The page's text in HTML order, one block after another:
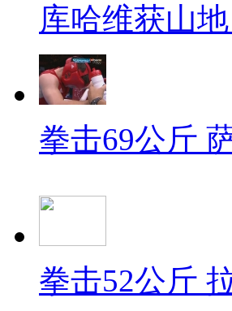
库哈维获山
拳击69公斤
拳击52公斤